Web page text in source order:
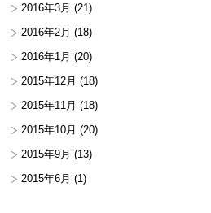
2016年3月 (21)
2016年2月 (18)
2016年1月 (20)
2015年12月 (18)
2015年11月 (18)
2015年10月 (20)
2015年9月 (13)
2015年6月 (1)